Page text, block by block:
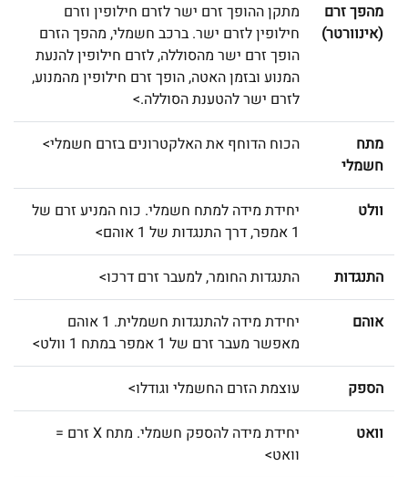
מהפך זרם
(אינוורטר)
מתקן ההופך זרם ישר לזרם חילופין וזרם
חילופין לזרם ישר. ברכב חשמלי, מהפך הזרם
הופך זרם ישר מהסוללה, לזרם חילופין להנעת
המנוע ובזמן האטה, הופך זרם חילופין מהמנוע,
לזרם ישר להטענת הסוללה.>
מתח
חשמלי
הכוח הדוחף את האלקטרונים בזרם חשמלי>
וולט
יחידת מידה למתח חשמלי. כוח המניע זרם של
1 אמפר, דרך התנגדות של 1 אוהם>
התנגדות התנגדות החומר, למעבר זרם דרכו>
אוהם
יחידת מידה להתנגדות חשמלית. 1 אוהם
מאפשר מעבר זרם של 1 אמפר במתח 1 וולט>
הספק עוצמת הזרם החשמלי וגודלו>
וואט
יחידת מידה להספק חשמלי. מתח X זרם =
וואט>